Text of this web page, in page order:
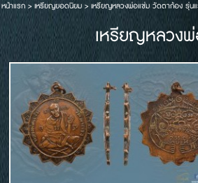
หน้าแรก> เหรียญยอดนิยม> เหรียญหลวงพ่อแช่ม วัดตาก้อง รุ่น
เหรียญหลวงพ่